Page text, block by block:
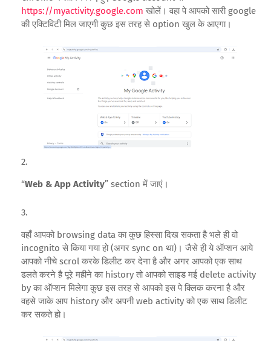
https://myactivity.google.com खोलें। वहा पे आपको सारी google
की एक्टिविटी मिल जाएगी कुछ इस तरह से option खुल के आएगा।
“Web & App Activity” section में जाएं।
वहाँ आपको browsing data का कुछ हिस्सा दिख सकता है भले ही वो
incognito से किया गया हो (अगर sync on था)। जैसे ही ये ऑप्शन आये
आपको नीचे scrol करके डिलीट कर देना है और अगर आपको एक साथ
ढलते करने है पूरे महीने का history तो आपको साइड मई delete activity
by का ऑप्शन मिलेगा कुछ इस तरह से आपको इस पे क्लिक करना है और
वहसे जाके आप history और अपनी web activity को एक साथ डिलीट
कर सकते हो।